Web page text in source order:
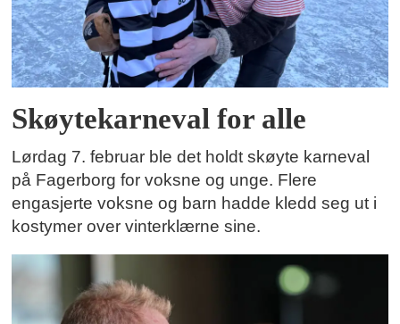
Skøytekarneval for alle
Lørdag 7. februar ble det holdt skøyte karneval
på Fagerborg for voksne og unge. Flere
engasjerte voksne og barn hadde kledd seg ut i
kostymer over vinterklærne sine.